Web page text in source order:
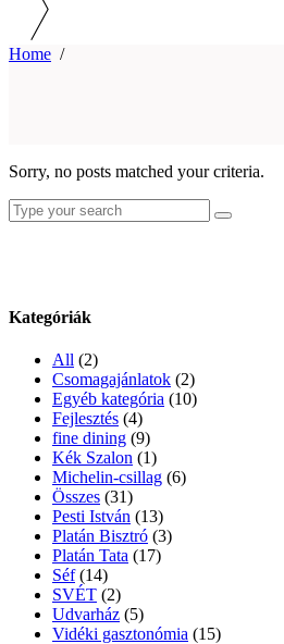
Home /
Sorry, no posts matched your criteria.
Search
for:
Kategóriák
All (2)
Csomagajánlatok (2)
Egyéb kategória (10)
Fejlesztés (4)
fine dining (9)
Kék Szalon (1)
Michelin-csillag (6)
Összes (31)
Pesti István (13)
Platán Bisztró (3)
Platán Tata (17)
Séf(14)
SVÉT (2)
Udvarház (5)
Vidéki gasztonómia (15)